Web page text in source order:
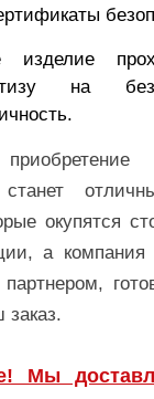
изделие
на
станет
окупятся
а компания
Мы